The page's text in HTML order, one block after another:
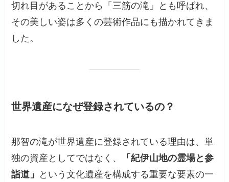
切れ目があることから「三筋の滝」とも呼ばれ、
その美しい姿は多くの芸術作品にも描かれてきま
した。
世界遺産になぜ登録されているの？
那智の滝が世界遺産に登録されている理由は、単
独の資産としてではなく、
「紀伊山地の霊場と参
詣道」
という文化遺産を構成する重要な要素の一